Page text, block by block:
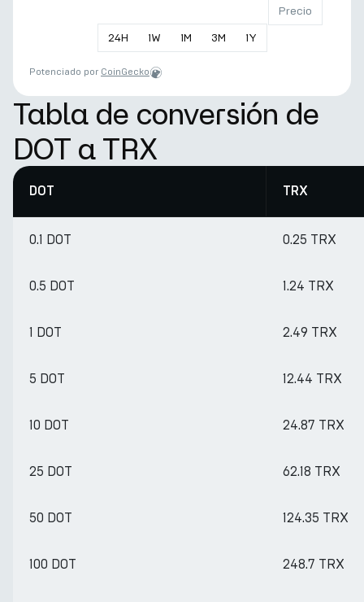
24H 1W 1M 3M 1Y
Precio
Potenciado por CoinGecko
Tabla de conversión de
DOT a TRX
DOT TRX
0.1 DOT 0.25 TRX
0.5 DOT 1.24 TRX
1 DOT 2.49 TRX
5 DOT 12.44 TRX
10 DOT 24.87 TRX
25 DOT 62.18 TRX
50 DOT 124.35 TRX
100 DOT 248.7 TRX